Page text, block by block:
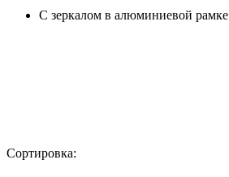
С зеркалом в алюминиевой рамке
Сортировка: